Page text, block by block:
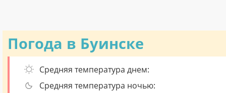
Погода в Буинске
Средняя температура днем:
Средняя температура ночью: